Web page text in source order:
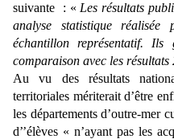
suivante
: « Les résultats
analyse statistique
échantillon représentatif. Ils
comparaison avec les résultats
Au vu des résultats
territoriales mériterait d’être
les départements d’outre-mer
d’’élèves « n’ayant pas les